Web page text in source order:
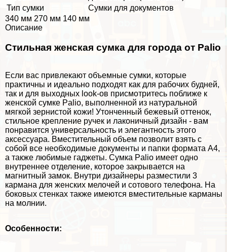
Тип сумки
Сумки для документов
340 мм 270 мм 140 мм
Описание
Стильная женская сумка для города от Palio
Если вас привлекают объемные сумки, которые
пpaктичны и идеально подходят как для рабочих будней,
так и для выходных look-ов присмотритесь поближе к
женской сумке Palio, выполненной из натуральной
мягкой зернистой кожи! Утонченный бежевый оттенок,
стильное крепление ручек и лаконичный дизайн - вам
понравится универсальность и элегантность этого
аксессуара. Вместительный объем позволит взять с
собой все необходимые документы и папки формата А4,
а также любимые гаджеты. Сумка Palio имеет одно
внутреннее отделение, которое закрывается на
магнитный замок. Внутри дизайнеры разместили 3
кармана для женских мелочей и сотового телефона. На
боковых стенках также имеются вместительные карманы
на молнии.
Особенности: